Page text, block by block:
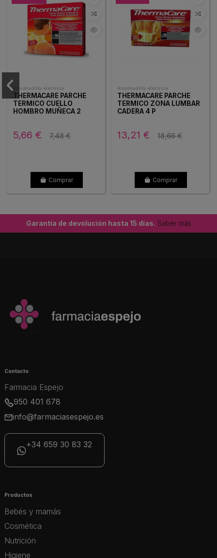
Almohadilla eléctrica
THERMACARE PARCHE
TERMICO CUELLO
HOMBRO MUÑECA 2
5,66 € 7,48 €
Comprar
Almohadilla eléctrica
THERMACARE PARCHE
TERMICO ZONA LUMBAR
CADERA 4 P
13,21 € 18,66 €
Comprar
Garantía de devolución hasta 15 días. Saber más
Contacto
Farmacia Espejo
950 401 678
info@farmaciasespejo.es
+34 659 30 83 32
Productos
Bebés y mamás
Cosmética
Nutrición
Higiene